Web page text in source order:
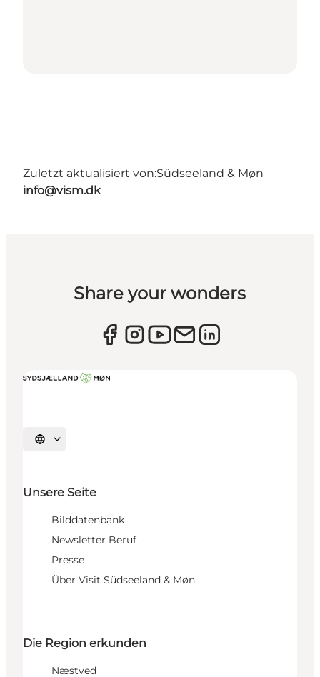
Zuletzt aktualisiert von:Südseeland & Møn
info@vism.dk
Share your wonders
Sprache auswählen
Unsere Seite
Bilddatenbank
Newsletter Beruf
Presse
Über Visit Südseeland & Møn
Die Region erkunden
Næstved